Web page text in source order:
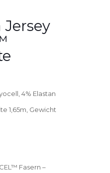
Jersey
4% Elastan
1,65m, Gewicht
Fasern –